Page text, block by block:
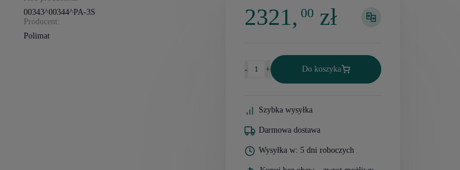
00343^00344^PA-3S
Producent:
Polimat
2321,00 zł
- + Do koszyka
Szybka wysyłka
Darmowa dostawa
Wysyłka w: 5 dni roboczych